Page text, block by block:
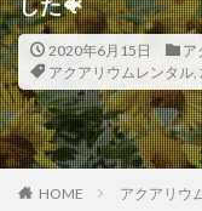
2020年6月15日
ア
アクアリウムレンタル,
HOME アクアリウ